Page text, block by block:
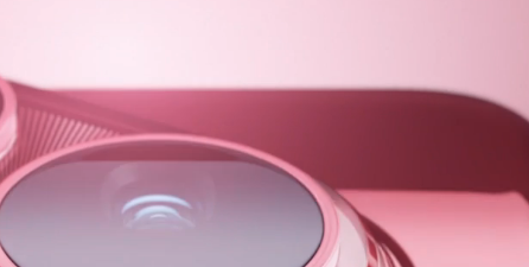
Daha ətraflı